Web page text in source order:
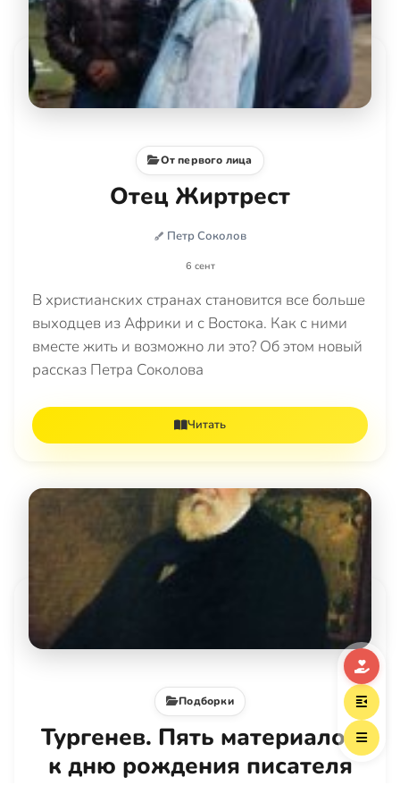
От первого лица
Отец Жиртрест
Петр Соколов
6 сент
В христианских странах становится все больше
выходцев из Африки и с Востока. Как с ними
вместе жить и возможно ли это? Об этом новый
рассказ Петра Соколова
Читать
Подборки
Тургенев. Пять материалов
к дню рождения писателя